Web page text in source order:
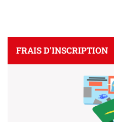
FRAIS D'INSCRIPTION